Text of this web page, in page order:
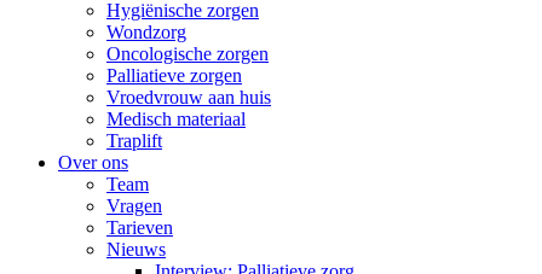
Hygiënische zorgen
Wondzorg
Oncologische zorgen
Palliatieve zorgen
Vroedvrouw aan huis
Medisch materiaal
Traplift
Over ons
Team
Vragen
Tarieven
Nieuws